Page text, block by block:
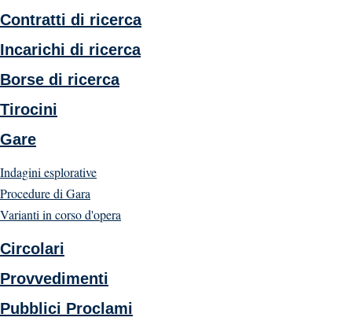
Contratti di ricerca
Incarichi di ricerca
Borse di ricerca
Tirocini
Gare
Indagini esplorative
Procedure di Gara
Varianti in corso d'opera
Circolari
Provvedimenti
Pubblici Proclami